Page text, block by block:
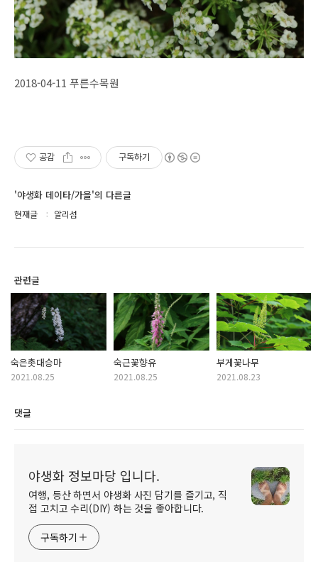
2018-04-11 푸른수목원
공감 구독하기
'야생화 데이타/가을'의 다른글
현재글 알리섬
관련글
숙은촛대승마
2021.08.25
숙근꽃향유
2021.08.25
부게꽃나무
2021.08.23
댓글
야생화 정보마당 입니다.
여행, 등산 하면서 야생화 사진 담기를 즐기고, 직
접 고치고 수리(DIY) 하는 것을 좋아합니다.
구독하기